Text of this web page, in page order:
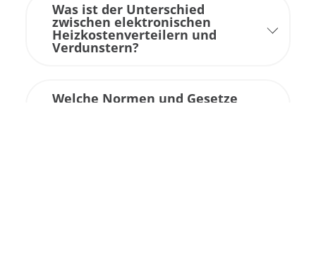
Was ist der Unterschied
zwischen elektronischen
Heizkostenverteilern und
Verdunstern?
Welche Normen und Gesetze